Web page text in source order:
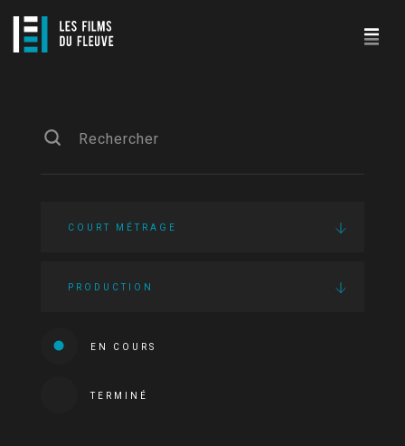
COURT MÉTRAGE
PRODUCTION
EN COURS
TERMINÉ